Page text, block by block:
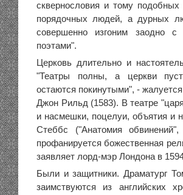
сквернословия и тому подобных
порядочных людей, а дурных
совершенно изгоним заодно
поэтами".
Церковь длительно и
"Театры полны, а церкви
остаются покинутыми", -
Джон Рильд (1583). В театре
и насмешки, поцелуи, объятия и
Стеббс ("Анатомия
профанируется божественная
заявляет лорд-мэр Лондона в
Были и защитники. Драматург
заимствуются из английских